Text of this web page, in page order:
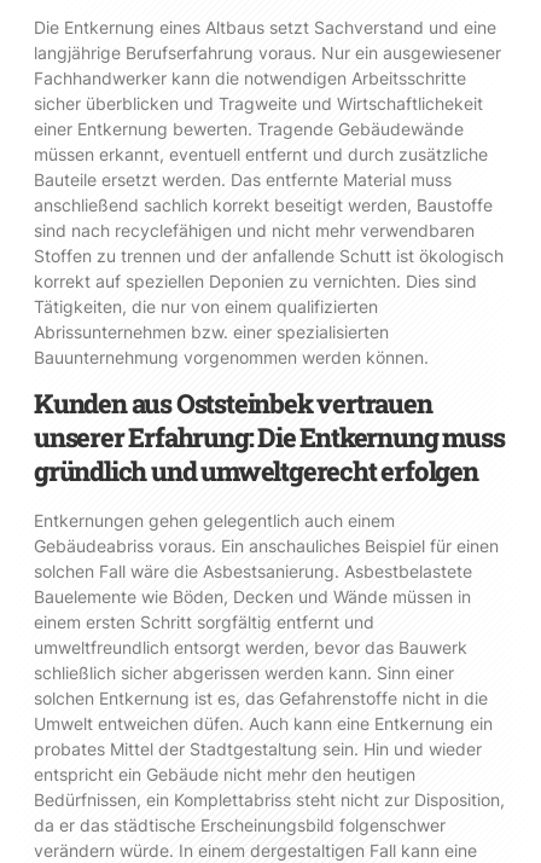
Die Entkernung eines Altbaus setzt Sachverstand und eine
langjährige Berufserfahrung voraus. Nur ein ausgewiesener
Fachhandwerker kann die notwendigen Arbeitsschritte
sicher überblicken und Tragweite und Wirtschaftlichekeit
einer Entkernung bewerten. Tragende Gebäudewände
müssen erkannt, eventuell entfernt und durch zusätzliche
Bauteile ersetzt werden. Das entfernte Material muss
anschließend sachlich korrekt beseitigt werden, Baustoffe
sind nach recyclefähigen und nicht mehr verwendbaren
Stoffen zu trennen und der anfallende Schutt ist ökologisch
korrekt auf speziellen Deponien zu vernichten. Dies sind
Tätigkeiten, die nur von einem qualifizierten
Abrissunternehmen bzw. einer spezialisierten
Bauunternehmung vorgenommen werden können.
Kunden aus Oststeinbek vertrauen
unserer Erfahrung: Die Entkernung muss
gründlich und umweltgerecht erfolgen
Entkernungen gehen gelegentlich auch einem
Gebäudeabriss voraus. Ein anschauliches Beispiel für einen
solchen Fall wäre die Asbestsanierung. Asbestbelastete
Bauelemente wie Böden, Decken und Wände müssen in
einem ersten Schritt sorgfältig entfernt und
umweltfreundlich entsorgt werden, bevor das Bauwerk
schließlich sicher abgerissen werden kann. Sinn einer
solchen Entkernung ist es, das Gefahrenstoffe nicht in die
Umwelt entweichen düfen. Auch kann eine Entkernung ein
probates Mittel der Stadtgestaltung sein. Hin und wieder
entspricht ein Gebäude nicht mehr den heutigen
Bedürfnissen, ein Komplettabriss steht nicht zur Disposition,
da er das städtische Erscheinungsbild folgenschwer
verändern würde. In einem dergestaltigen Fall kann eine